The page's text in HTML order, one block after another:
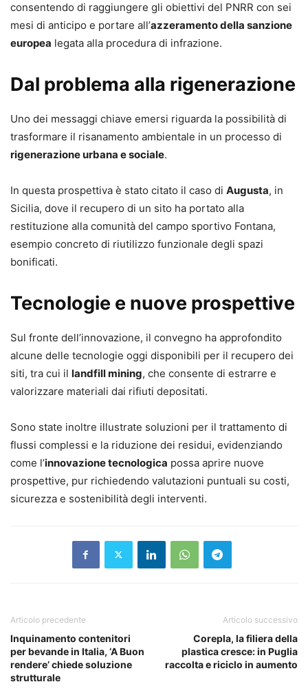
consentendo di raggiungere gli obiettivi del PNRR con sei
mesi di anticipo e portare all’azzeramento della sanzione
europea legata alla procedura di infrazione.
Dal problema alla rigenerazione
Uno dei messaggi chiave emersi riguarda la possibilità di
trasformare il risanamento ambientale in un processo di
rigenerazione urbana e sociale.
In questa prospettiva è stato citato il caso di Augusta, in
Sicilia, dove il recupero di un sito ha portato alla
restituzione alla comunità del campo sportivo Fontana,
esempio concreto di riutilizzo funzionale degli spazi
bonificati.
Tecnologie e nuove prospettive
Sul fronte dell’innovazione, il convegno ha approfondito
alcune delle tecnologie oggi disponibili per il recupero dei
siti, tra cui il landfill mining, che consente di estrarre e
valorizzare materiali dai rifiuti depositati.
Sono state inoltre illustrate soluzioni per il trattamento di
flussi complessi e la riduzione dei residui, evidenziando
come l’innovazione tecnologica possa aprire nuove
prospettive, pur richiedendo valutazioni puntuali su costi,
sicurezza e sostenibilità degli interventi.
Articolo precedente
Inquinamento contenitori
per bevande in Italia, ‘A Buon
rendere’ chiede soluzione
strutturale
Articolo successivo
Corepla, la filiera della
plastica cresce: in Puglia
raccolta e riciclo in aumento